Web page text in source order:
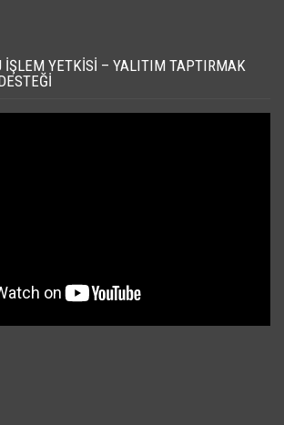
İŞLEM YETKISI – YALITIM TAPTIRMAK